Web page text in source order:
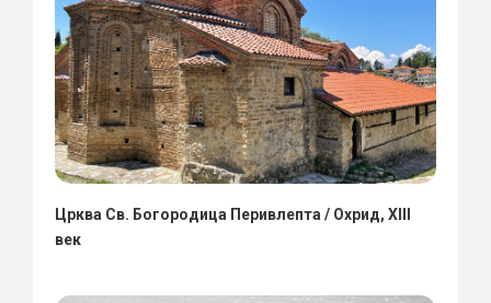
Црква Св. Богородица Перивлепта / Охрид, XIII
век